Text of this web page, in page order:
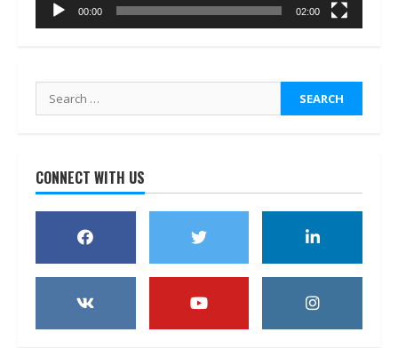
00:00 02:00
Search
for:
CONNECT WITH US